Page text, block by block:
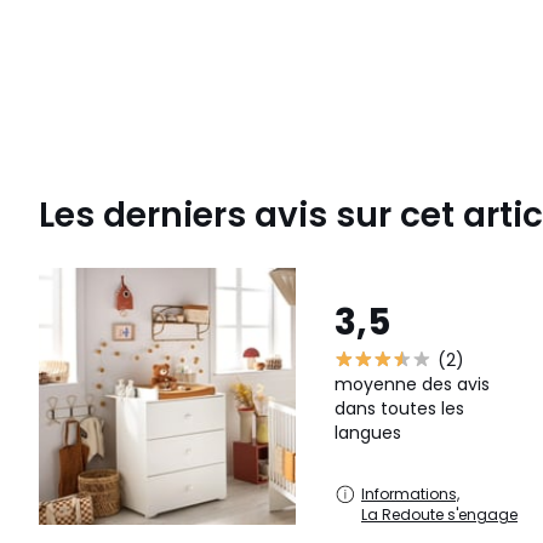
Les derniers avis sur cet
3,5
(2)
moyenne des avis
dans toutes les
langues
Informations,
La Redoute s'engage